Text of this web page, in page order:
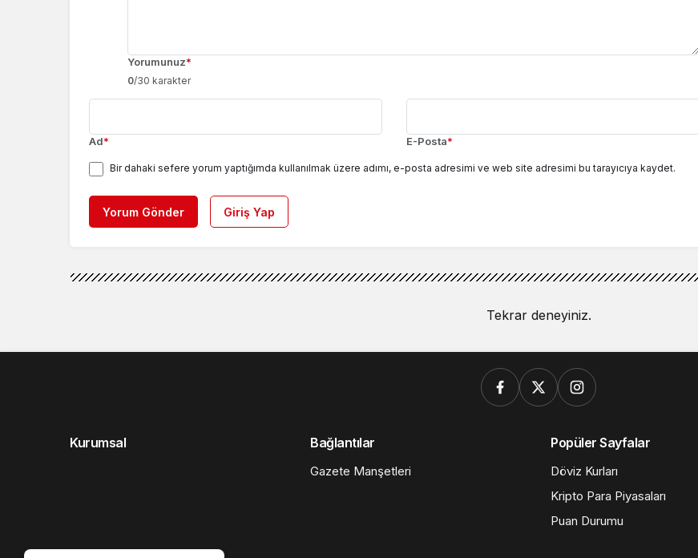
Yorumunuz*
0/30 karakter
Ad* E-Posta*
Bir dahaki sefere yorum yaptığımda kullanılmak üzere adımı, e-posta adresimi ve web site adresimi bu tarayıcıya kaydet.
Yorum Gönder Giriş Yap
Tekrar deneyiniz.
Kurumsal Bağlantılar
Gazete Manşetleri
Popüler Sayfalar
Döviz Kurları
Kripto Para Piyasaları
Puan Durumu